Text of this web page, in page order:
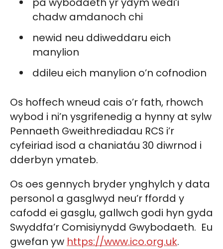
chadw amdanoch chi
newid neu ddiweddaru eich
manylion
ddileu eich manylion o’n cofnodion
Os hoffech wneud cais o’r fath, rhowch
wybod i ni’n ysgrifenedig a hynny at sylw
Pennaeth Gweithrediadau RCS i’r
cyfeiriad isod a chaniatáu 30 diwrnod i
dderbyn ymateb.
Os oes gennych bryder ynghylch y data
personol a gasglwyd neu’r ffordd y
cafodd ei gasglu, gallwch godi hyn gyda
Swyddfa’r Comisiynydd Gwybodaeth. Eu
gwefan yw https://www.ico.org.uk.